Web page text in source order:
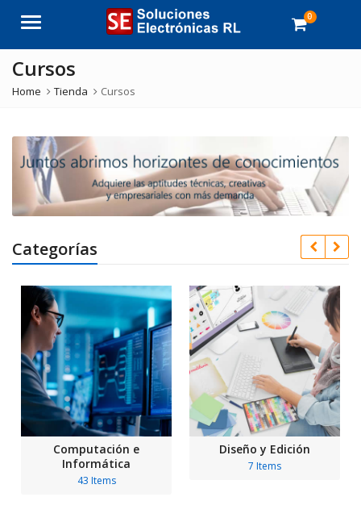
Menu 0
Cursos
Home Tienda Cursos
Categorías
Computación e
Informática
43 Items
Diseño y Edición
7 Items